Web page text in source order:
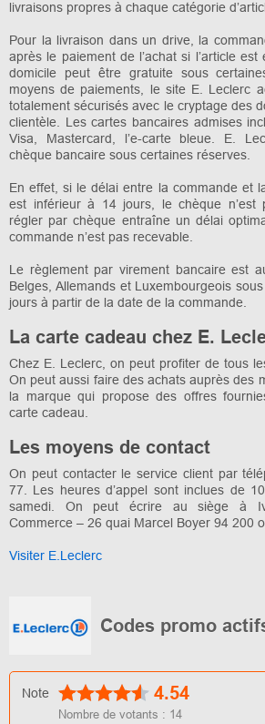
livraisons propres à chaque catégorie
Pour la livraison dans un drive, la
après le paiement de l’achat si l’article
domicile peut être gratuite sous
moyens de paiements, le site E. Leclerc
totalement sécurisés avec le cryptage des
clientèle. Les cartes bancaires admises
Visa, Mastercard, l’e-carte bleue. E.
chèque bancaire sous certaines réserves.
En effet, si le délai entre la commande et
est inférieur à 14 jours, le chèque n’est
régler par chèque entraîne un délai
commande n’est pas recevable.
Le règlement par virement bancaire est
Belges, Allemands et Luxembourgeois
jours à partir de la date de la commande.
La carte cadeau chez E.
Chez E. Leclerc, on peut profiter de tous
On peut aussi faire des achats auprès des
la marque qui propose des offres
carte cadeau.
Les moyens de contact
On peut contacter le service client par
77. Les heures d’appel sont inclues de
samedi. On peut écrire au siège à
Commerce – 26 quai Marcel Boyer 94 200
Visiter E.Leclerc
Codes promo
Note 4.54
Nombre de votants : 14